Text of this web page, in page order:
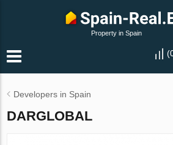
Property in Spain
(
Developers in Spain
DARGLOBAL